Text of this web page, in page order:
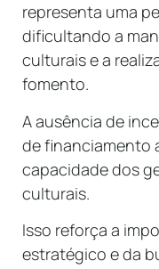
representa uma
dificultando a
culturais e a
fomento.
A ausência de
de financiamento
capacidade dos
culturais.
Isso reforça a
estratégico e da